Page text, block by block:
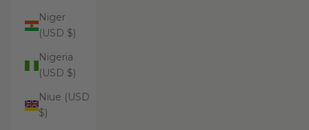
Niger
(USD $)
Nigeria
(USD $)
Niue (USD
$)